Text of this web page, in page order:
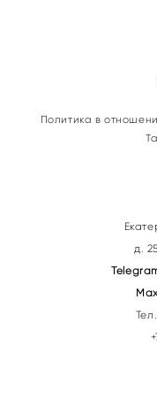
Политика в
д.